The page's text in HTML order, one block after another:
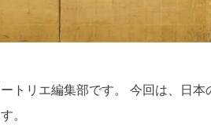
トリエ編集部です。
今回は、日本
。